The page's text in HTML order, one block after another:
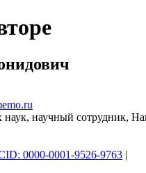
наук, научный сотрудник,
0000-0001-9526-9763 |